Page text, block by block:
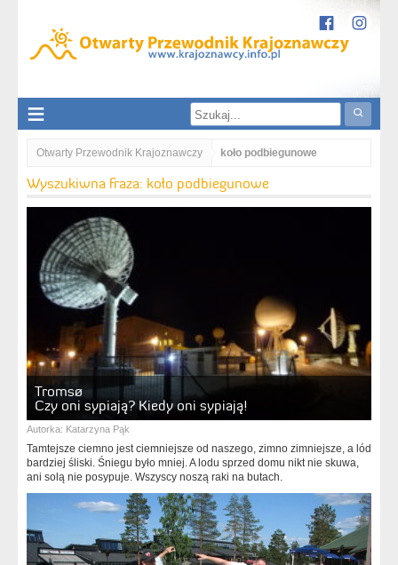
Otwarty Przewodnik Krajoznawczy koło podbiegunowe
Wyszukiwna fraza: koło podbiegunowe
Tromsø
Czy oni sypiają? Kiedy oni sypiają!
Autorka: Katarzyna Pąk
Tamtejsze ciemno jest ciemniejsze od naszego, zimno zimniejsze, a lód
bardziej śliski. Śniegu było mniej. A lodu sprzed domu nikt nie skuwa,
ani solą nie posypuje. Wszyscy noszą raki na butach.